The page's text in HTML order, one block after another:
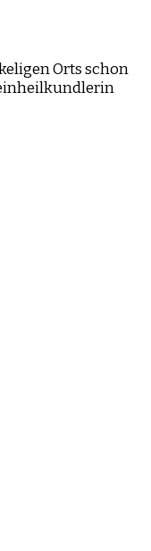
Orts schon